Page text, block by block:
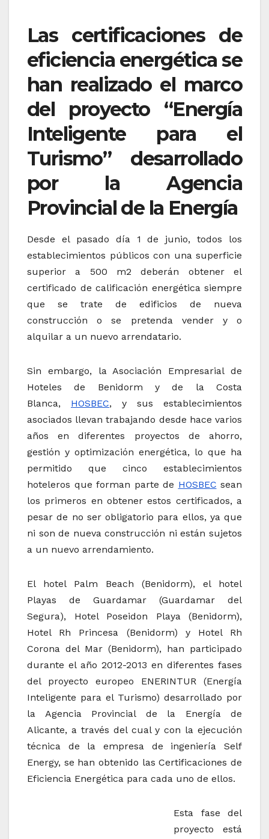
Las certificaciones de
eficiencia energética se
han realizado el marco
del proyecto “Energía
Inteligente para el
Turismo” desarrollado
por la Agencia
Provincial de la Energía
Desde el pasado día 1 de junio, todos los
establecimientos públicos con una superficie
superior a 500 m2 deberán obtener el
certificado de calificación energética siempre
que se trate de edificios de nueva
construcción o se pretenda vender y o
alquilar a un nuevo arrendatario.
Sin embargo, la Asociación Empresarial de
Hoteles de Benidorm y de la Costa
Blanca, HOSBEC, y sus establecimientos
asociados llevan trabajando desde hace varios
años en diferentes proyectos de ahorro,
gestión y optimización energética, lo que ha
permitido que cinco establecimientos
hoteleros que forman parte de HOSBEC sean
los primeros en obtener estos certificados, a
pesar de no ser obligatorio para ellos, ya que
ni son de nueva construcción ni están sujetos
a un nuevo arrendamiento.
El hotel Palm Beach (Benidorm), el hotel
Playas de Guardamar (Guardamar del
Segura), Hotel Poseidon Playa (Benidorm),
Hotel Rh Princesa (Benidorm) y Hotel Rh
Corona del Mar (Benidorm), han participado
durante el año 2012-2013 en diferentes fases
del proyecto europeo ENERINTUR (Energía
Inteligente para el Turismo) desarrollado por
la Agencia Provincial de la Energía de
Alicante, a través del cual y con la ejecución
técnica de la empresa de ingeniería Self
Energy, se han obtenido las Certificaciones de
Eficiencia Energética para cada uno de ellos.
Esta fase del
proyecto está